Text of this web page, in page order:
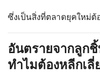
ซึ่งเป็นสิ่งที่ตลาดยุคใหม่ต้
อันตรายจากลูกชิ้
ทำไมต้องหลีกเลี่